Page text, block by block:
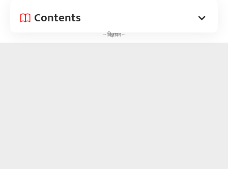
Contents
-- विज्ञापन --